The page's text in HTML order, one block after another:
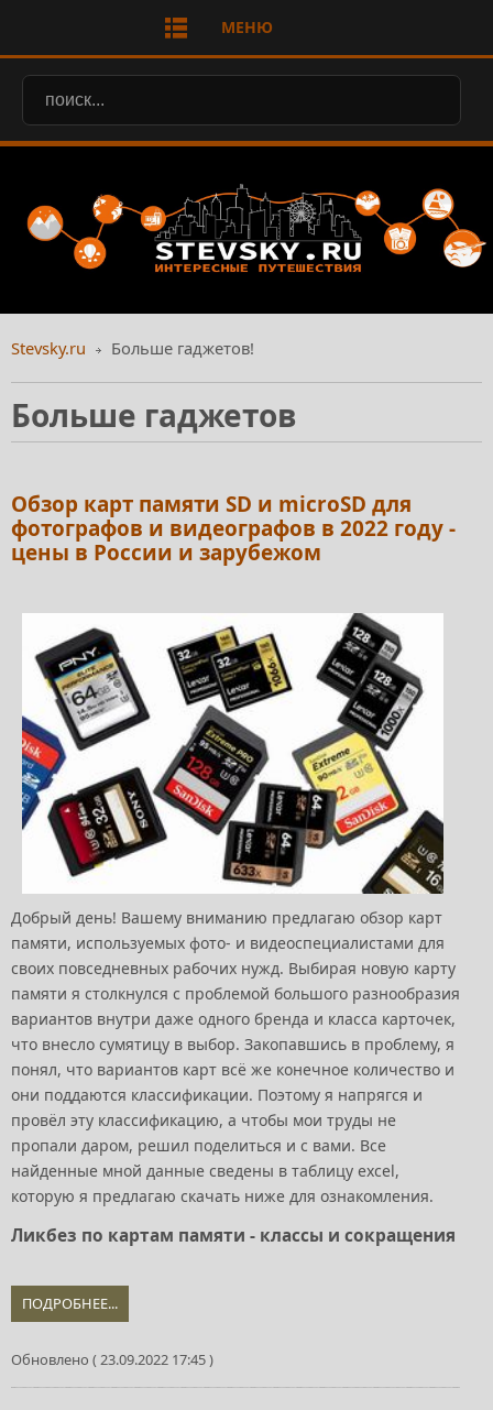
МЕНЮ
Stevsky.ru Больше гаджетов!
Больше гаджетов
Обзор карт памяти SD и microSD для
фотографов и видеографов в 2022 году -
цены в России и зарубежом
Добрый день! Вашему вниманию предлагаю обзор карт
памяти, используемых фото- и видеоспециалистами для
своих повседневных рабочих нужд. Выбирая новую карту
памяти я столкнулся с проблемой большого разнообразия
вариантов внутри даже одного бренда и класса карточек,
что внесло сумятицу в выбор. Закопавшись в проблему, я
понял, что вариантов карт всё же конечное количество и
они поддаются классификации. Поэтому я напрягся и
провёл эту классификацию, а чтобы мои труды не
пропали даром, решил поделиться и с вами. Все
найденные мной данные сведены в таблицу excel,
которую я предлагаю скачать ниже для ознакомления.
Ликбез по картам памяти - классы и сокращения
ПОДРОБНЕЕ...
Обновлено ( 23.09.2022 17:45 )